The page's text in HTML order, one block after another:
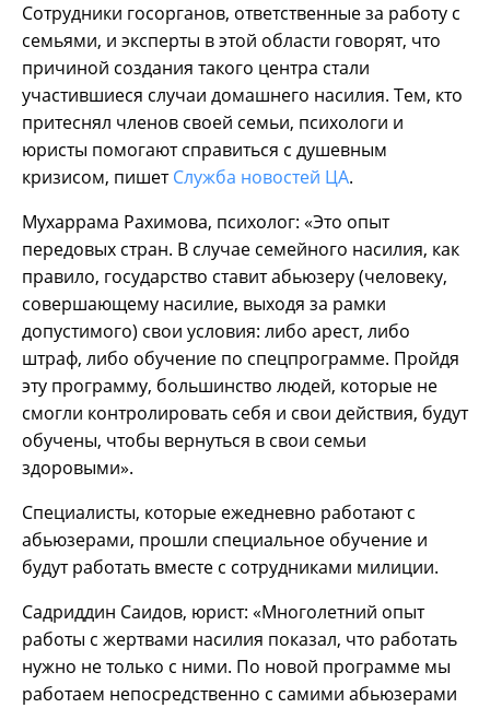
Сотрудники госорганов, ответственные за работу с
семьями, и эксперты в этой области говорят, что
причиной создания такого центра стали
участившиеся случаи домашнего насилия. Тем, кто
притеснял членов своей семьи, психологи и
юристы помогают справиться с душевным
кризисом, пишетСлужба новостей ЦА.
Мухаррама Рахимова, психолог: «Это опыт
передовых стран. В случае семейного насилия, как
правило, государство ставит абьюзеру (человеку,
совершающему насилие, выходя за рамки
допустимого) свои условия: либо арест, либо
штраф, либо обучение по спецпрограмме. Пройдя
эту программу, большинство людей, которые не
смогли контролировать себя и свои действия, будут
обучены, чтобы вернуться в свои семьи
здоровыми».
Специалисты, которые ежедневно работают с
абьюзерами, прошли специальное обучение и
будут работать вместе с сотрудниками милиции.
Садриддин Саидов, юрист: «Многолетний опыт
работы с жертвами насилия показал, что работать
нужно не только с ними. По новой программе мы
работаем непосредственно с самими абьюзерами